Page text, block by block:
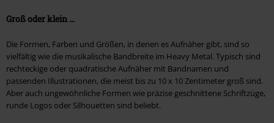
Groß oder klein ...
Die Formen, Farben und Größen, in denen es Aufnäher gibt, sind so
vielfältig wie die musikalische Bandbreite im Heavy Metal. Typisch sind
rechteckige oder quadratische Aufnäher mit Bandnamen und
passenden Illustrationen, die meist bis zu 10 x 10 Zentimeter groß sind.
Aber auch ungewöhnliche Formen wie präzise geschnittene Schriftzüge,
runde Logos oder Silhouetten sind beliebt.